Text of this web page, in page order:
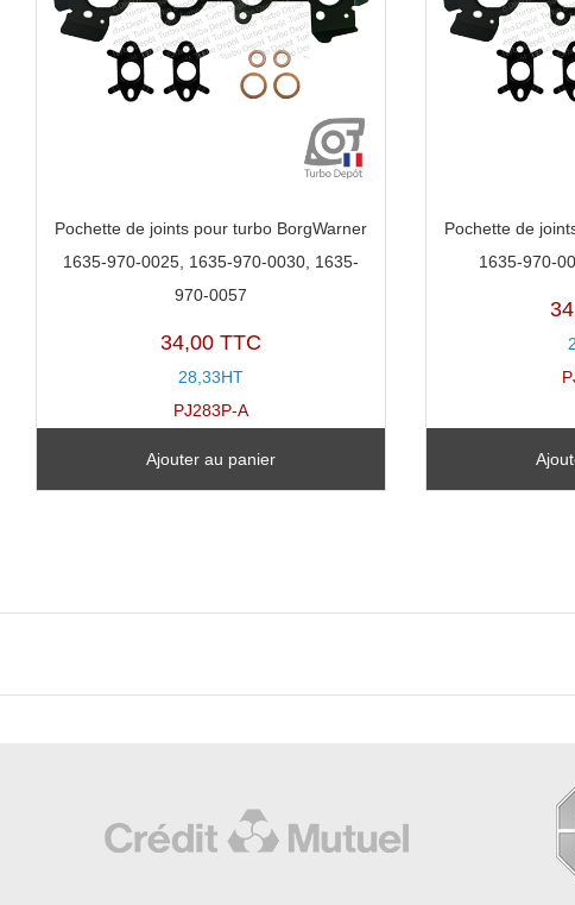
Pochette de joints pour turbo BorgWarner
1635-970-0025, 1635-970-0030, 1635-
970-0057
34,00 TTC
28,33HT
PJ283P-A
Ajouter au panier
Pochette de
1635-970-